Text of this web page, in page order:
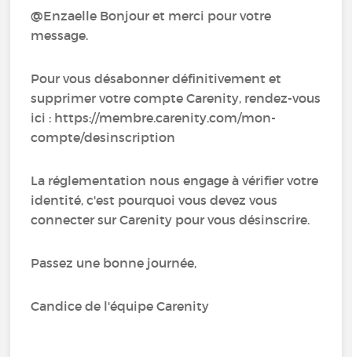
@Enzaelle Bonjour et merci pour votre
message.
Pour vous désabonner définitivement et
supprimer votre compte Carenity, rendez-vous
ici : https://membre.carenity.com/mon-
compte/desinscription
La réglementation nous engage à vérifier votre
identité, c'est pourquoi vous devez vous
connecter sur Carenity pour vous désinscrire.
Passez une bonne journée,
Candice de l'équipe Carenity